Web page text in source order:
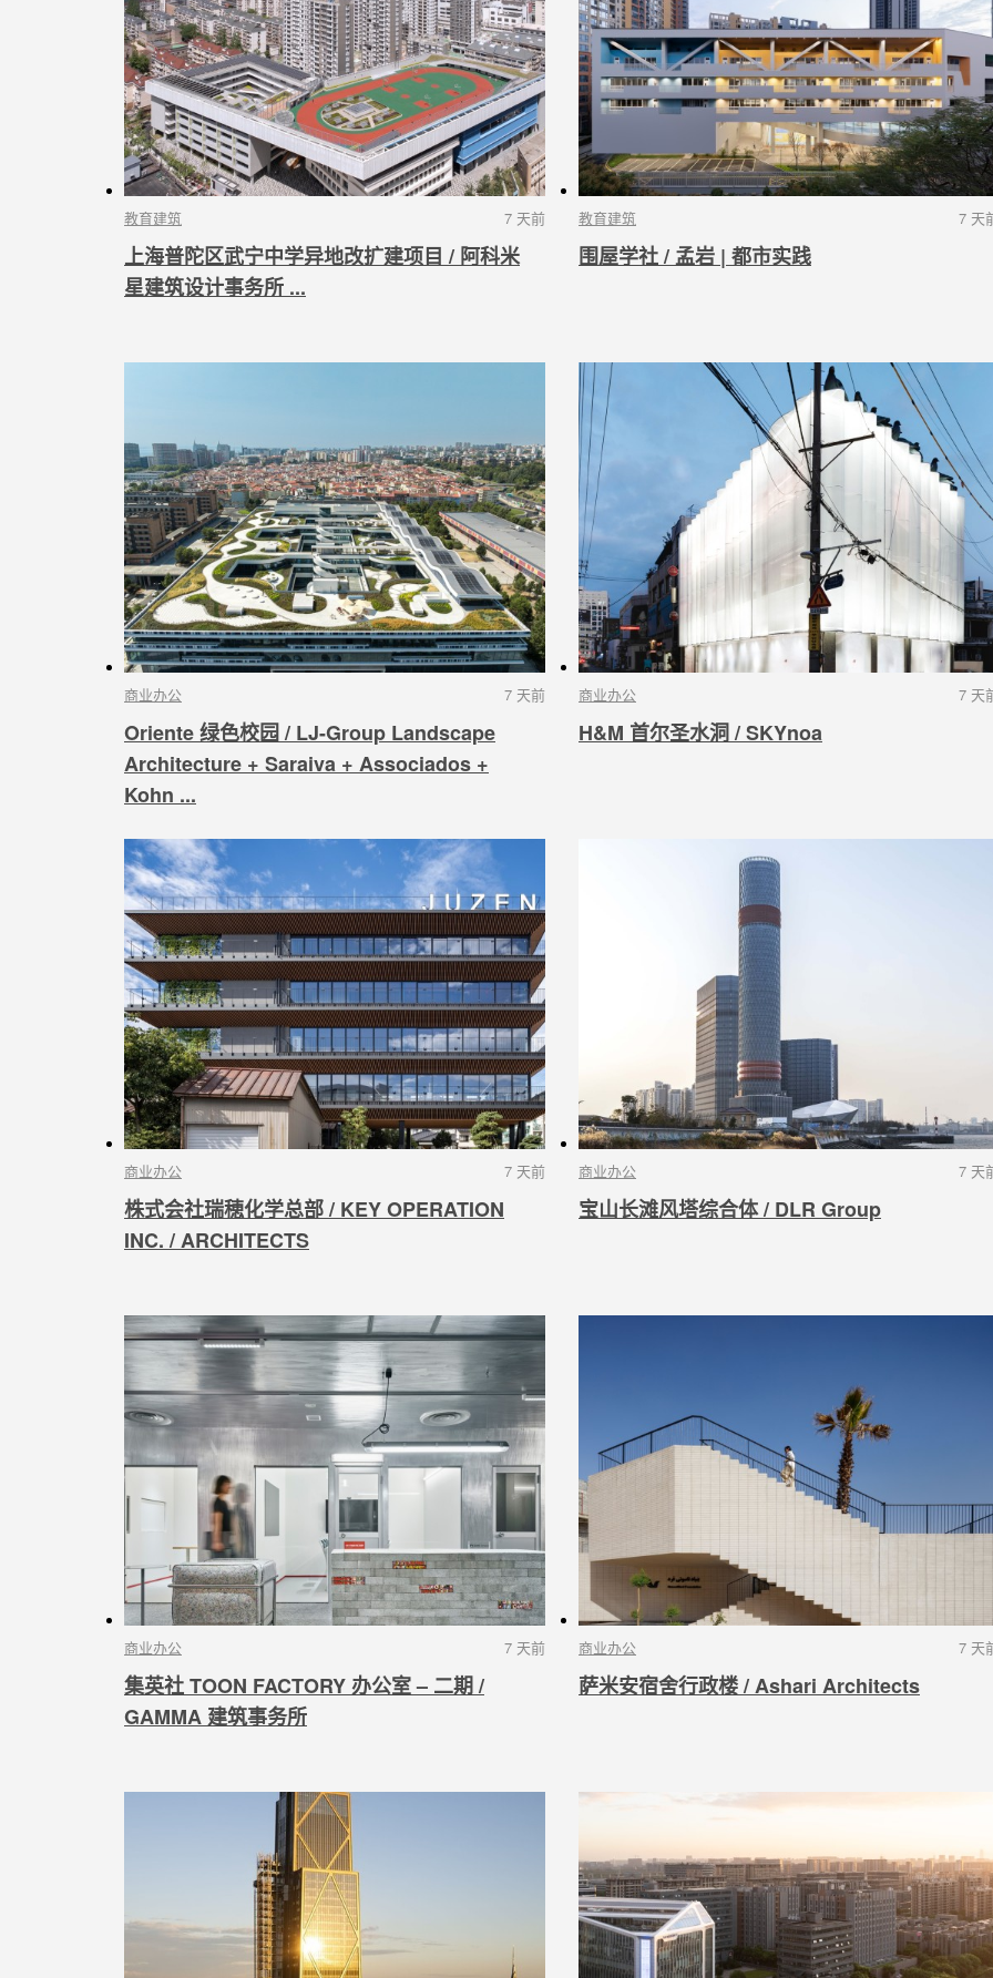
教育建筑 7 天前
上海普陀区武宁中学异地改扩建项目 / 阿科米
星建筑设计事务所 ...
教育建筑 7 天
围屋学社 / 孟岩 | 都市实践
商业办公 7 天前
Oriente 绿色校园 / LJ-Group Landscape
Architecture + Saraiva + Associados +
Kohn ...
商业办公 7 天
H&M 首尔圣水洞 / SKYnoa
商业办公 7 天前
株式会社瑞穂化学总部 / KEY OPERATION
INC. / ARCHITECTS
商业办公 7 天
宝山长滩风塔综合体 / DLR Group
商业办公 7 天前
集英社 TOON FACTORY 办公室 – 二期 /
GAMMA 建筑事务所
商业办公 7 天
萨米安宿舍行政楼 / Ashari Architects